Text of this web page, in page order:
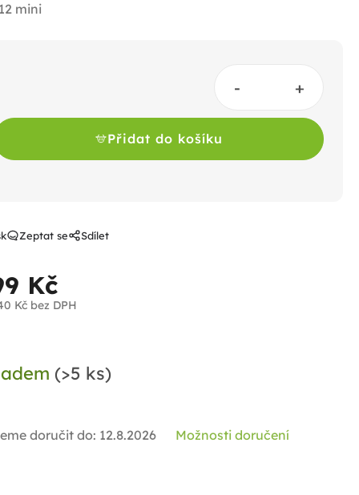
mini
Kč
Kč bez DPH
(>5 ks)
doručit do: 12.8.2026 Možnosti doručení
Přidat do košíku
Zeptat se Sdílet